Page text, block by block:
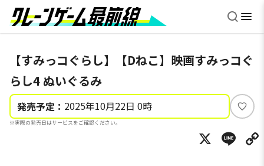
【すみっコぐらし】【Dねこ】映画すみっコぐ
らし4 ぬいぐるみ
発売予定： 2025年10月22日 0時
※実際の発売日はサービスをご確認ください。
い
ね
X